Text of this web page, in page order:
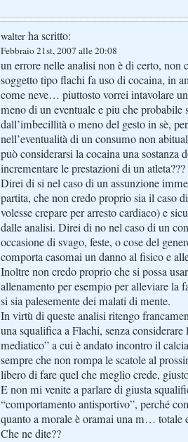
walter ha scritto:
Febbraio 21st, 2007 alle 20:08
un errore nelle analisi non è di certo, non
soggetto tipo flachi fa uso di cocaina, in
come neve… piuttosto vorrei intavolare
meno di un eventuale e piu che
dall’imbecillità o meno del gesto in sè,
nell’eventualità di un consumo non
può considerarsi la cocaina una sostanza
incrementare le prestazioni di un atleta???
Direi di si nel caso di un assunzione
partita, che non credo proprio sia il caso
volesse crepare per arresto cardiaco) e
dalle analisi. Direi di no nel caso di un
occasione di svago, feste, o cose del
comporta casomai un danno al fisico e
Inoltre non credo proprio che si possa
allenamento per esempio per alleviare la
si sia palesemente dei malati di mente.
In virtù di queste analisi ritengo
una squalifica a Flachi, senza considerare
mediatico” a cui è andato incontro il
sempre che non rompa le scatole al
libero di fare quel che meglio crede,
E non mi venite a parlare di giusta
“comportamento antisportivo”, perché
quanto a morale è oramai una m…
Che ne dite??